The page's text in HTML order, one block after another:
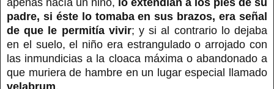
padre, si éste lo tomaba en sus brazos, era señal
de que le permitía vivir; y si al contrario lo dejaba
en el suelo, el niño era estrangulado o arrojado con
las inmundicias a la cloaca máxima o abandonado a
que muriera de hambre en un lugar especial llamado
velabrum.